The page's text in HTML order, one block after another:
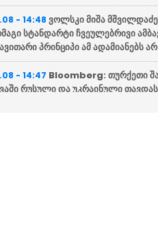
- 14:48ვოლსკი მიშა
სტანდარტი ჩვეულებრივი
პრინციპი ამ ადამიანებს
- 14:47 Bloomberg: თურქეთი
რუსული და უკრაინული